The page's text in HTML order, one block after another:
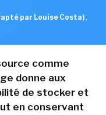
par Louise Costa) ,
comme
donne aux
de stocker et
en conservant